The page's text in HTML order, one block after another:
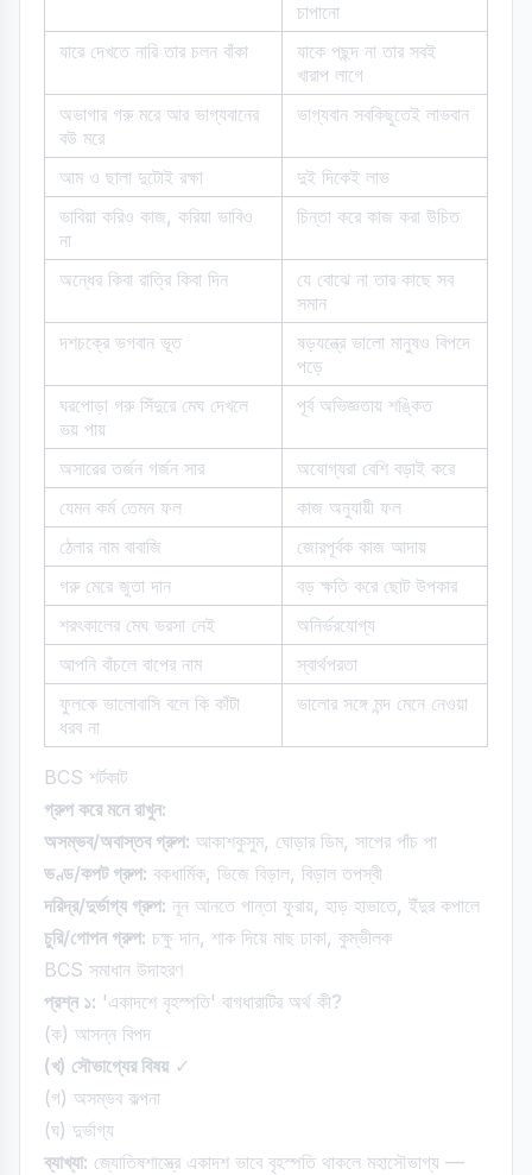
চাপানো
যারে দেখতে নারি তার চলন বাঁকা
যাকে পছন্দ না তার সবই
খারাপ লাগে
অভাগার গরু মরে আর ভাগ্যবানের
বউ মরে
ভাগ্যবান সবকিছুতেই লাভবান
আম ও ছালা দুটোই রক্ষা
দুই দিকেই লাভ
ভাবিয়া করিও কাজ, করিয়া ভাবিও
না
চিন্তা করে কাজ করা উচিত
অন্ধের কিবা রাত্রি কিবা দিন
যে বোঝে না তার কাছে সব
সমান
দশচক্রে ভগবান ভূত
ষড়যন্ত্রে ভালো মানুষও বিপদে
পড়ে
ঘরপোড়া গরু সিঁদুরে মেঘ দেখলে
ভয় পায়
পূর্ব অভিজ্ঞতায় শঙ্কিত
অসারের তর্জন গর্জন সার
অযোগ্যরা বেশি বড়াই করে
যেমন কর্ম তেমন ফল
কাজ অনুযায়ী ফল
ঠেলার নাম বাবাজি
জোরপূর্বক কাজ আদায়
গরু মেরে জুতা দান
বড় ক্ষতি করে ছোট উপকার
শরৎকালের মেঘ ভরসা নেই
অনির্ভরযোগ্য
আপনি বাঁচলে বাপের নাম
স্বার্থপরতা
ফুলকে ভালোবাসি বলে কি কাঁটা
ধরব না
ভালোর সঙ্গে মন্দ মেনে নেওয়া
BCS শর্টকাট
গ্রুপ করে মনে রাখুন:
অসম্ভব/অবাস্তব গ্রুপ: আকাশকুসুম, ঘোড়ার ডিম, সাপের পাঁচ পা
ভণ্ড/কপট গ্রুপ: বকধার্মিক, ভিজে বিড়াল, বিড়াল তপস্বী
দরিদ্র/দুর্ভাগ্য গ্রুপ: নূন আনতে পান্তা ফুরায়, হাড় হাভাতে, ইঁদুর কপালে
চুরি/গোপন গ্রুপ: চক্ষু দান, শাক দিয়ে মাছ ঢাকা, কুম্ভীলক
BCS সমাধান উদাহরণ
প্রশ্ন ১: 'একাদশে বৃহস্পতি' বাগধারাটির অর্থ কী?
(ক) আসন্ন বিপদ
(খ) সৌভাগ্যের বিষয়✓
(গ) অসম্ভব কল্পনা
(ঘ) দুর্ভাগ্য
ব্যাখ্যা: জ্যোতিষশাস্ত্রে একাদশ ভাবে বৃহস্পতি থাকলে মহাসৌভাগ্য —